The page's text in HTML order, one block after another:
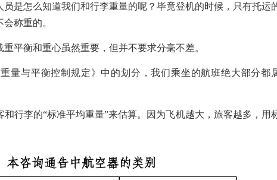
员是怎么知道我们和行李重量的呢？毕竟登机的时候，只有托运
称重的。
重平衡和重心虽然重要，但并不要求分毫不差。
量与平衡控制规定》中的划分，我们乘坐的航班绝大部分都
行李的“标准平均重量”来估算。因为飞机越大，旅客越多，用